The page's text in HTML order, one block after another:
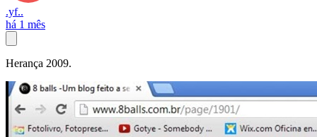
.yf..
há 1 mês
Herança 2009.